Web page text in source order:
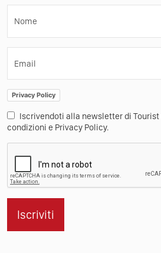
Nome
Email
Privacy Policy
Iscrivendoti alla newsletter di
condizioni e Privacy Policy.
Iscriviti